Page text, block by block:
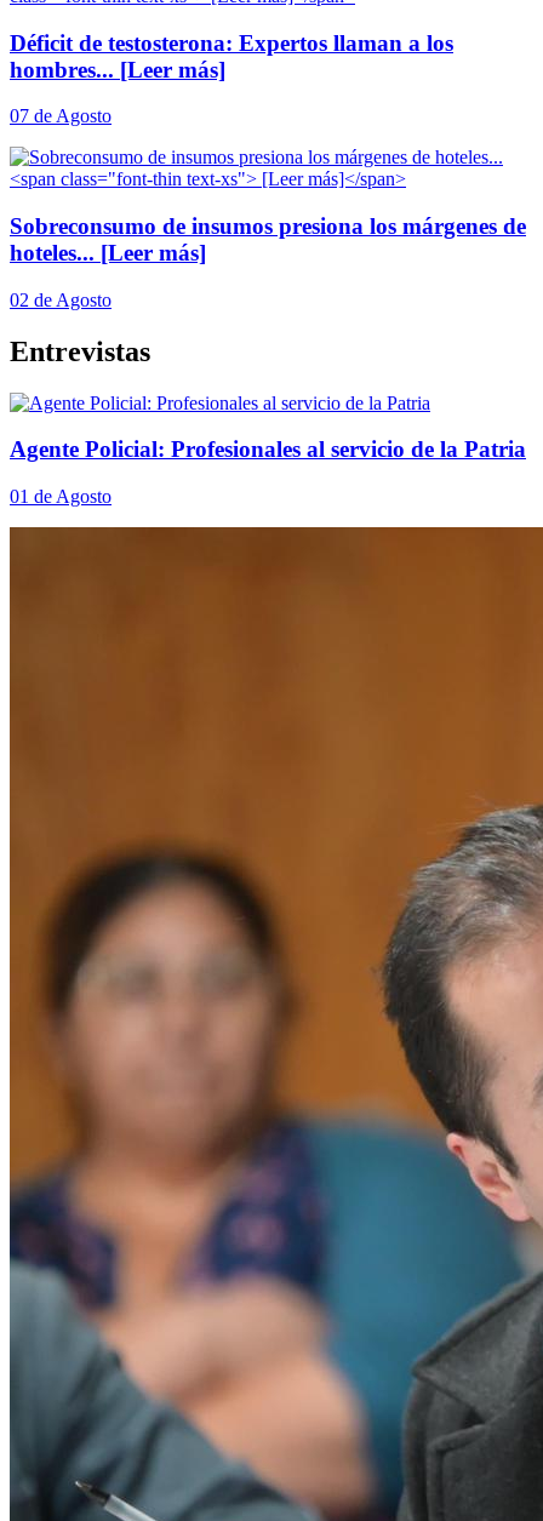
Déficit de testosterona: Expertos llaman a los
hombres... [Leer más]
07 de Agosto
Sobreconsumo de insumos presiona los márgenes de
hoteles... [Leer más]
02 de Agosto
Entrevistas
Agente Policial: Profesionales al servicio de la Patria
01 de Agosto